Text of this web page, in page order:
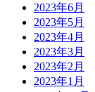
2023年6月
2023年5月
2023年4月
2023年3月
2023年2月
2023年1月